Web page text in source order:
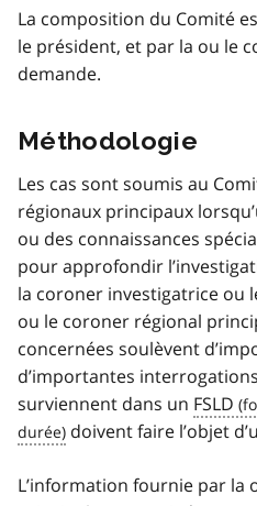
La composition du Comité
le président, et par la ou le
demande.
Méthodologie
Les cas sont soumis au
régionaux principaux
ou des connaissances
pour approfondir
la coroner investigatrice ou
ou le coroner régional
concernées soulèvent
d’importantes
surviennent dans un FSLD
doivent faire l’objet
L’information fournie par la